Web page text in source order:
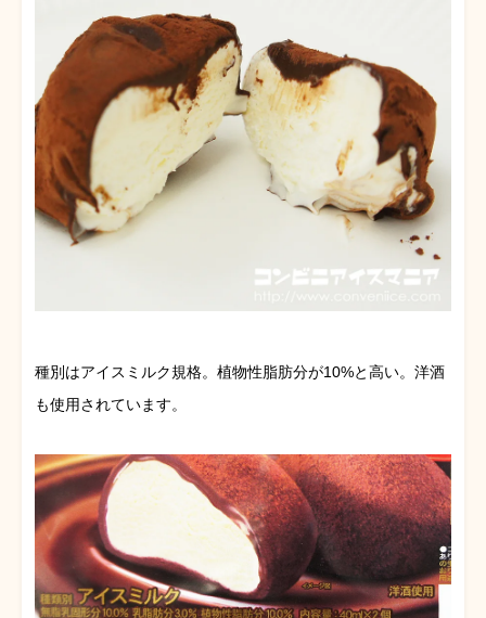
種別はアイスミルク規格。植物性脂肪分が10%と高い。洋酒
も使用されています。